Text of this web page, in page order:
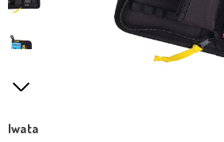
Iwata